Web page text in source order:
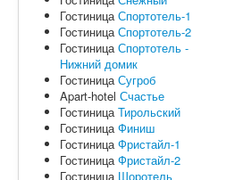
Гостиница Спортотель-1
Гостиница Спортотель-2
Гостиница Спортотель -
Нижний домик
Гостиница Сугроб
Apart-hotel Счастье
Гостиница Тирольский
Гостиница Финиш
Гостиница Фристайл-1
Гостиница Фристайл-2
Гостиница Шоротель